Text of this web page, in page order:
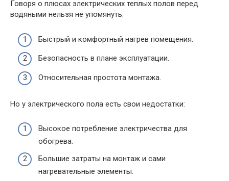
Говоря о плюсах электрических теплых полов перед
водяными нельзя не упомянуть:
Быстрый и комфортный нагрев помещения.
Безопасность в плане эксплуатации.
Относительная простота монтажа.
Но у электрического пола есть свои недостатки:
Высокое потребление электричества для
обогрева.
Большие затраты на монтаж и сами
нагревательные элементы.